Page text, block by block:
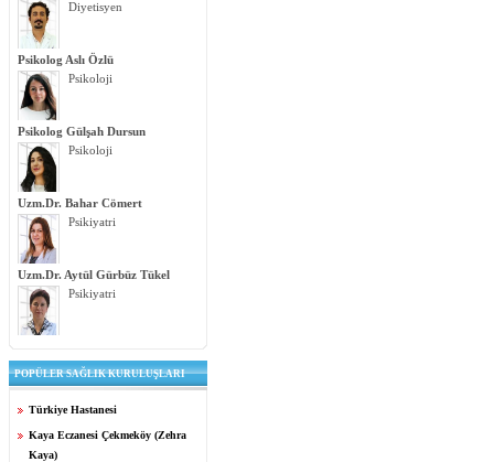
Diyetisyen
Psikolog Aslı Özlü
Psikoloji
Psikolog Gülşah Dursun
Psikoloji
Uzm.Dr. Bahar Cömert
Psikiyatri
Uzm.Dr. Aytül Gürbüz Tükel
Psikiyatri
POPÜLER SAĞLIK KURULUŞLARI
Türkiye Hastanesi
Kaya Eczanesi Çekmeköy (Zehra
Kaya)